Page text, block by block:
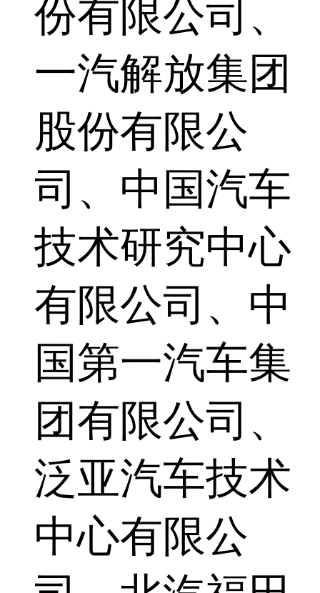
份有限公司、
一汽解放集团
股份有限公
司、中国汽车
技术研究中心
有限公司、中
国第一汽车集
团有限公司、
泛亚汽车技术
中心有限公